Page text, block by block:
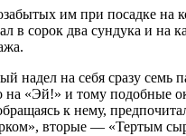
им при посадке на
сорок два сундука и на
надел на себя сразу
на «Эй!» и тому
к нему,
вторые — «Тертым